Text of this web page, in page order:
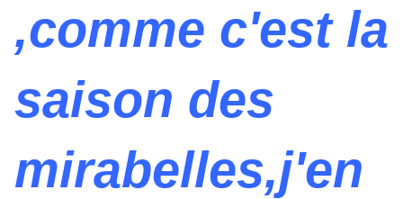
,comme c'est la
saison des
mirabelles,j'en